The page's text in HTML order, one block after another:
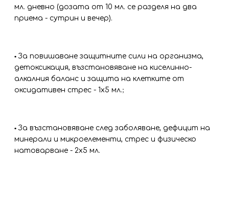
мл. дневно (дозата от 10 мл. се разделя на два
приема - сутрин и вечер).
• За повишаване защитните сили на организма,
детоксикация, възстановяване на киселинно-
алкалния баланс и защита на клетките от
оксидативен стрес - 1х5 мл.;
• За възстановяване след заболяване, дефицит на
минерали и микроелементи, стрес и физическо
натоварване - 2х5 мл.